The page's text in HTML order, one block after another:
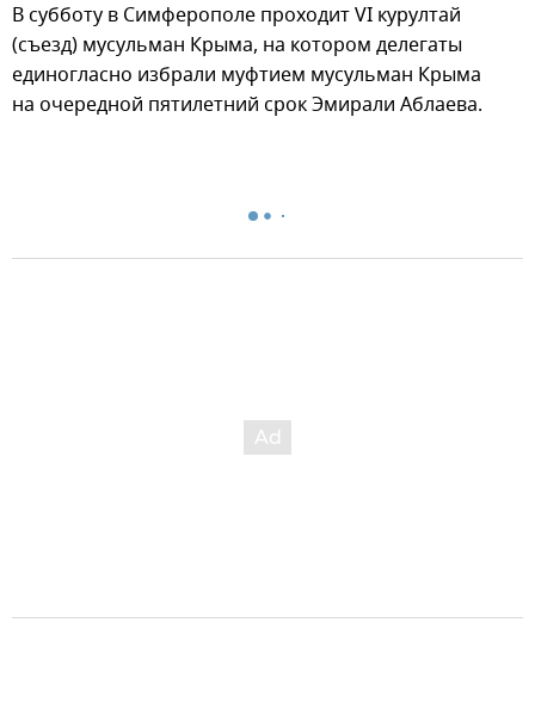
В субботу в Симферополе проходит VI курултай
(съезд) мусульман Крыма, на котором делегаты
единогласно избрали муфтием мусульман Крыма
на очередной пятилетний срок Эмирали Аблаева.